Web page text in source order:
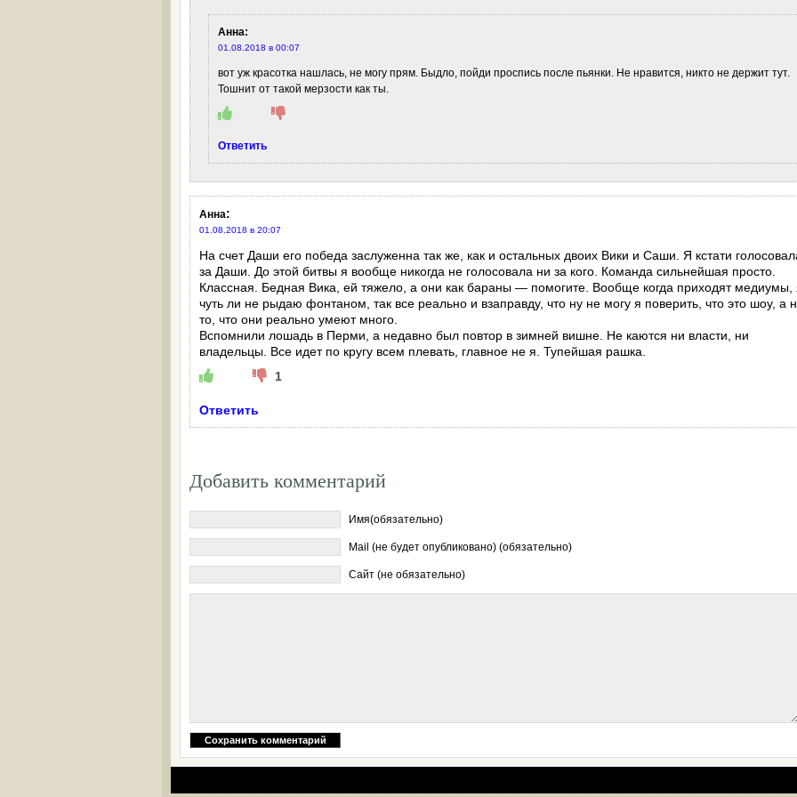
Анна:
01.08.2018 в 00:07
вот уж красотка нашлась, не могу прям. Быдло, пойди проспись после пьянки. Не нравится, никто не держит тут.
Тошнит от такой мерзости как ты.
Ответить
Анна:
01.08.2018 в 20:07
На счет Даши его победа заслуженна так же, как и остальных двоих Вики и Саши. Я кстати
за Даши. До этой битвы я вообще никогда не голосовала ни за кого. Команда сильнейшая просто.
Классная. Бедная Вика, ей тяжело, а они как бараны — помогите. Вообще когда приходят медиумы,
чуть ли не рыдаю фонтаном, так все реально и взаправду, что ну не могу я поверить, что это шоу, а
то, что они реально умеют много.
Вспомнили лошадь в Перми, а недавно был повтор в зимней вишне. Не каются ни власти, ни
владельцы. Все идет по кругу всем плевать, главное не я. Тупейшая рашка.
1
Ответить
Добавить комментарий
Имя(обязательно)
Mail (не будет опубликовано) (обязательно)
Сайт (не обязательно)